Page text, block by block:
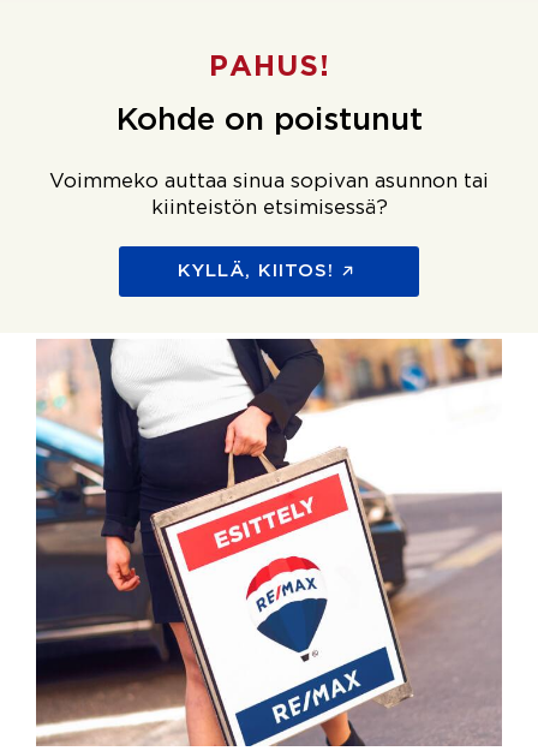
PAHUS!
Kohde on poistunut
Voimmeko auttaa sinua sopivan asunnon tai
kiinteistön etsimisessä?
KYLLÄ, KIITOS!